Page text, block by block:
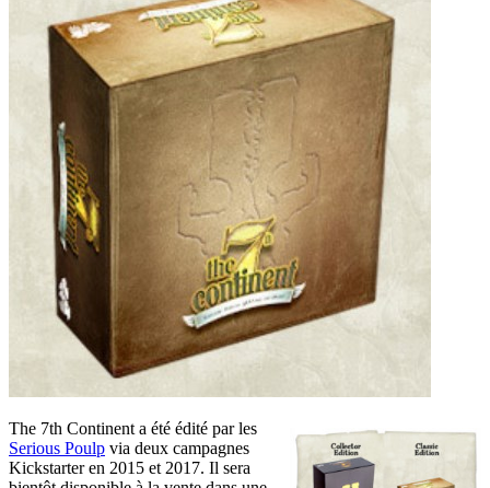
The 7th Continent a été édité par les
Serious Poulp via deux campagnes
Kickstarter en 2015 et 2017. Il sera